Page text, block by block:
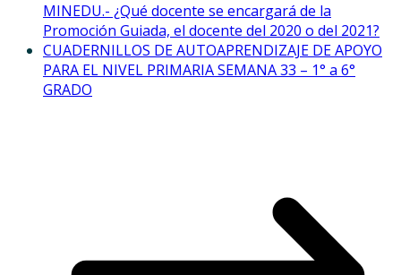
MINEDU.- ¿Qué docente se encargará de la
Promoción Guiada, el docente del 2020 o del 2021?
CUADERNILLOS DE AUTOAPRENDIZAJE DE APOYO
PARA EL NIVEL PRIMARIA SEMANA 33 – 1° a 6°
GRADO